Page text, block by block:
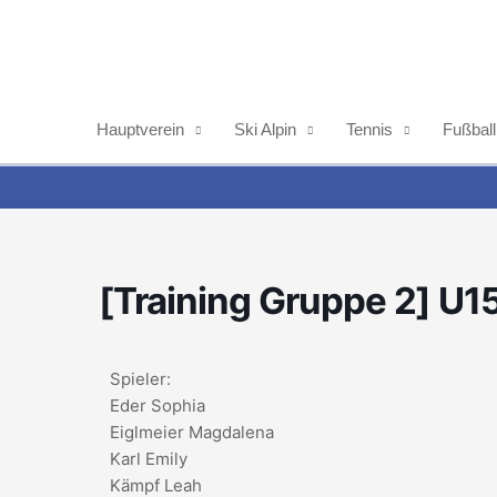
Hauptverein Ski Alpin Tennis Fußball
[Training Gruppe 2]
Spieler:
Eder Sophia
Eiglmeier Magdalena
Karl Emily
Kämpf Leah